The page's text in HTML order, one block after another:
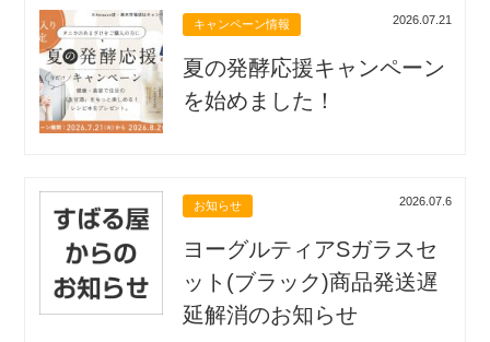
キャンペーン情報 2026.07.21
夏の発酵応援キャンペーン
を始めました！
お知らせ 2026.07.6
ヨーグルティアSガラスセ
ット(ブラック)商品発送遅
延解消のお知らせ